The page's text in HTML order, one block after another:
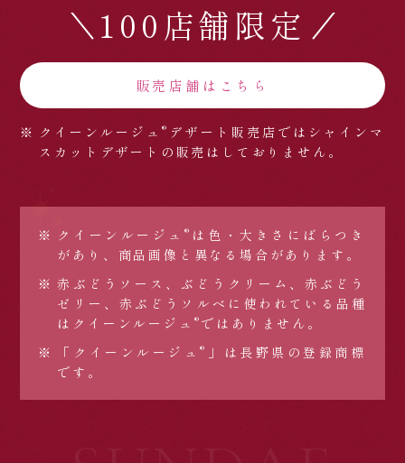
100店舗限定
販売店舗はこちら
クイーンルージュ® デザート販売店では シャインマ
スカットデザートの販売はしておりません。
クイーンルージュ ® は色・大きさにばらつき
があり、商品画像と異なる場合があります。
赤ぶどうソース、ぶどうクリーム、赤ぶどう
ゼリー、赤ぶどうソルベに使われている品種
はクイーンルージュ ® ではありません。
「クイーンルージュ® 」は長野県の登録商標
です。